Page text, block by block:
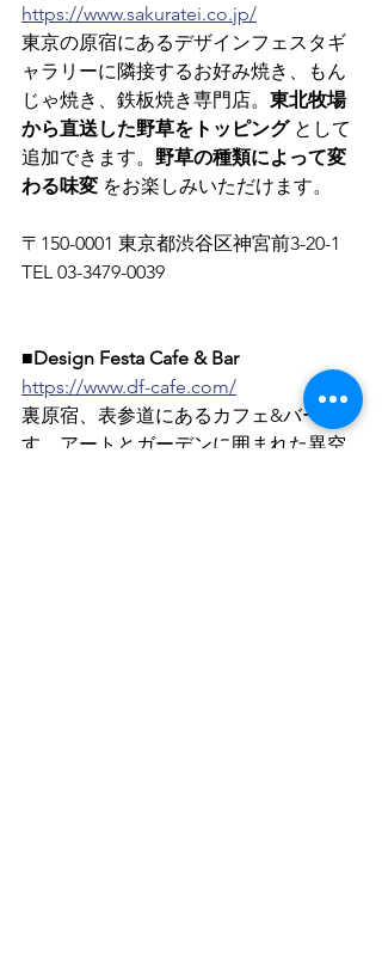
https://www.sakuratei.co.jp/
東京の原宿にあるデザインフェスタギ
ャラリーに隣接するお好み焼き、もん
じゃ焼き、鉄板焼き専門店。 東北牧場
から直送した野草をトッピング として
追加できます。 野草の種類によって変
わる味変 をお楽しみいただけます。
〒150-0001 東京都渋谷区神宮前3-20-1
TEL 03-3479-0039
■Design Festa Cafe & Bar
https://www.df-cafe.com/
裏原宿、表参道にあるカフェ&バーで
す。アートとガーデンに囲まれた異空